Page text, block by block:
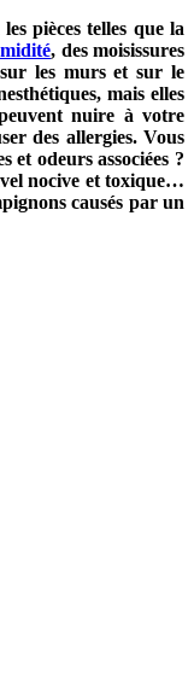
pièces telles que la
, des moisissures
les murs et sur le
mais elles
nuire à votre
des allergies. Vous
et odeurs associées ?
nocive et toxique…
causés par un